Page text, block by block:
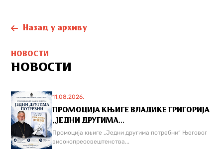
Назад у архиву
НОВОСТИ
НОВОСТИ
11.08.2026.
ПРОМОЦИЈА КЊИГЕ ВЛАДИКЕ ГРИГОРИЈА
,,ЈЕДНИ ДРУГИМА...
Промоција књиге „Једни другима потребни“ Његовог
високопреосвештенства...